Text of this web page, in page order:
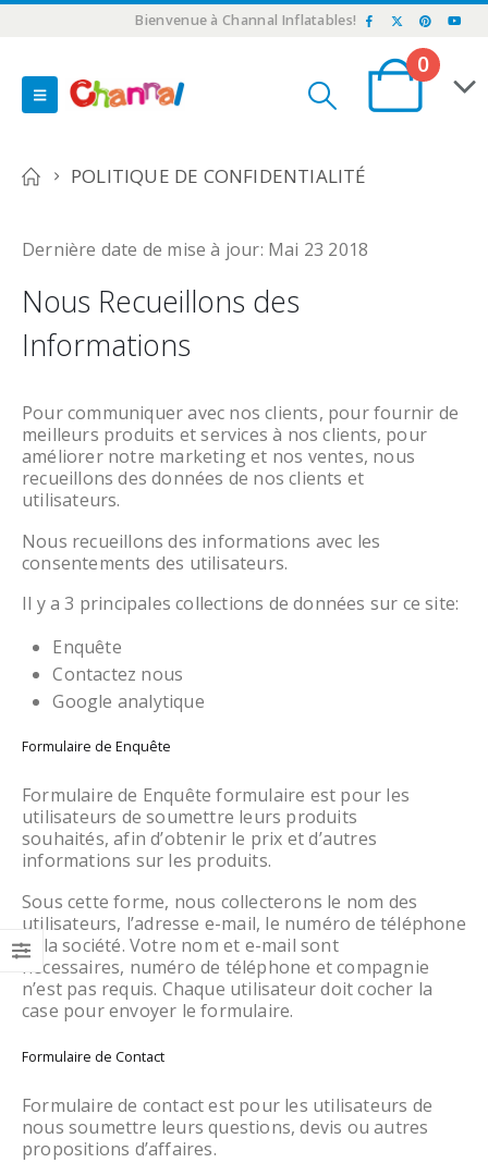
Bienvenue à Channal Inflatables!
0
POLITIQUE DE CONFIDENTIALITÉ
Dernière date de mise à jour: Mai 23 2018
Nous Recueillons des
Informations
Pour communiquer avec nos clients, pour fournir de
meilleurs produits et services à nos clients, pour
améliorer notre marketing et nos ventes, nous
recueillons des données de nos clients et
utilisateurs.
Nous recueillons des informations avec les
consentements des utilisateurs.
Il y a 3 principales collections de données sur ce site:
Enquête
Contactez nous
Google analytique
Formulaire de Enquête
Formulaire de Enquête formulaire est pour les
utilisateurs de soumettre leurs produits
souhaités, afin d’obtenir le prix et d’autres
informations sur les produits.
Sous cette forme, nous collecterons le nom des
utilisateurs, l’adresse e-mail, le numéro de téléphone
et la société. Votre nom et e-mail sont
nécessaires, numéro de téléphone et compagnie
n’est pas requis. Chaque utilisateur doit cocher la
case pour envoyer le formulaire.
Formulaire de Contact
Formulaire de contact est pour les utilisateurs de
nous soumettre leurs questions, devis ou autres
propositions d’affaires.